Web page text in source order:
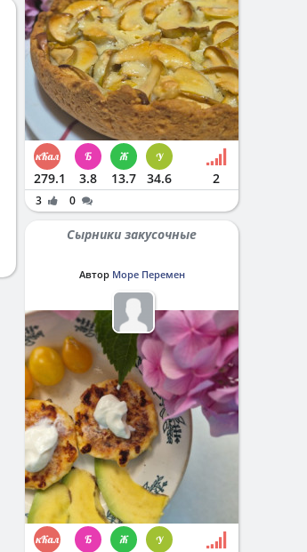
279.1 3.8 13.7 34.6 2
3 0
Сырники закусочные
Автор Море Перемен